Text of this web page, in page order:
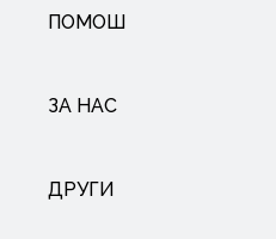
ПОМОШ
ЗА НАС
ДРУГИ